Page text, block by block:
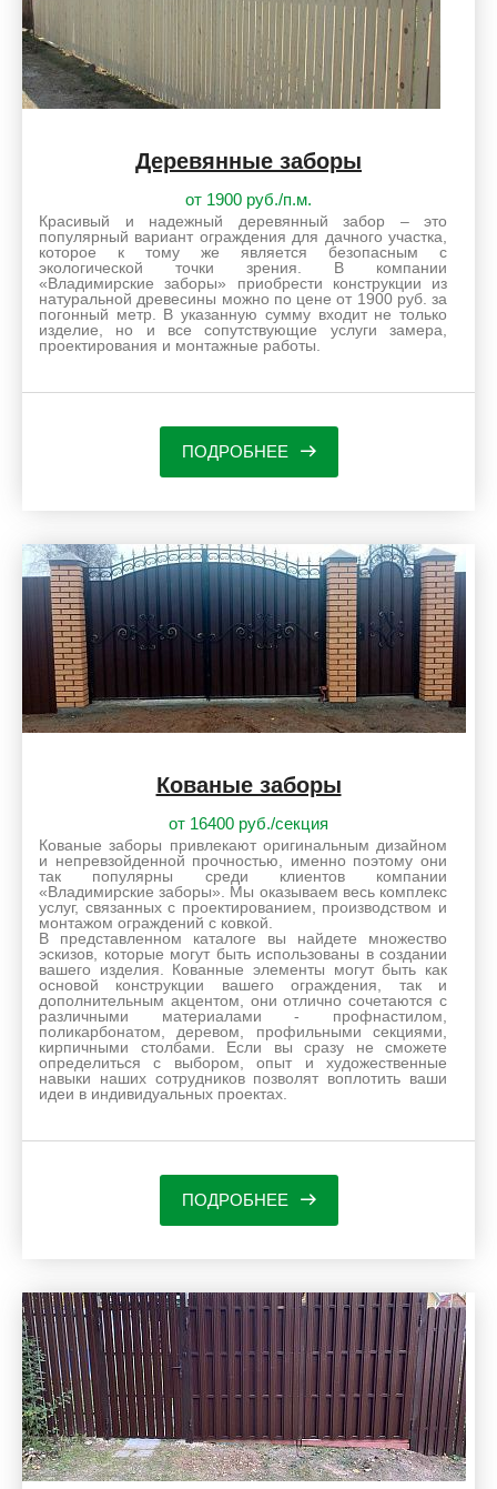
Деревянные заборы
от 1900 руб./п.м.
Красивый и надежный деревянный забор – это
популярный вариант ограждения для дачного участка,
которое к тому же является безопасным с
экологической точки зрения. В компании
«Владимирские заборы» приобрести конструкции из
натуральной древесины можно по цене от 1900 руб. за
погонный метр. В указанную сумму входит не только
изделие, но и все сопутствующие услуги замера,
проектирования и монтажные работы.
ПОДРОБНЕЕ
Кованые заборы
от 16400 руб./секция
Кованые заборы привлекают оригинальным дизайном
и непревзойденной прочностью, именно поэтому они
так популярны среди клиентов компании
«Владимирские заборы». Мы оказываем весь комплекс
услуг, связанных с проектированием, производством и
монтажом ограждений с ковкой.
В представленном каталоге вы найдете множество
эскизов, которые могут быть использованы в создании
вашего изделия. Кованные элементы могут быть как
основой конструкции вашего ограждения, так и
дополнительным акцентом, они отлично сочетаются с
различными материалами - профнастилом,
поликарбонатом, деревом, профильными секциями,
кирпичными столбами. Если вы сразу не сможете
определиться с выбором, опыт и художественные
навыки наших сотрудников позволят воплотить ваши
идеи в индивидуальных проектах.
ПОДРОБНЕЕ